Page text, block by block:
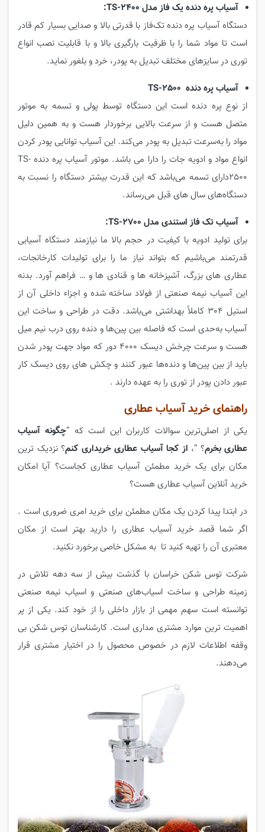
آسیاب پره دنده یک فاز مدل TS-2400:
دستگاه آسیاب پره دنده تک‌فاز با قدرتی بالا و صدایی بسیار کم قادر
است تا مواد شما را با ظرفیت بارگیری بالا و با قابلیت نصب انواع
توری در سایزهای مختلف تبدیل به پودر، خرد و بلغور نماید.
آسیاب پره دنده TS-2500
از نوع پره دنده است این دستگاه توسط پولی و تسمه به موتور
متصل هست و از سرعت بالایی برخوردار هست و به همین دلیل
مواد را به‌سرعت تبدیل به پودر می‌کند. این آسیاب توانایی پودر کردن
انواع مواد و ادویه جات را دارا می باشد. موتور آسیاب پره دنده TS-
2500دارای تسمه می‌باشد که این قدرت بیشتر دستگاه را نسبت به
دستگاه‌های سال های قبل می‌رساند.
آسیاب تک فاز استندی مدل TS-2700:
برای تولید ادویه با کیفیت در حجم بالا ما نیازمند دستگاه آسیابی
قدرتمند می‌باشیم که بتواند نیاز ما را برای تولیدات کارخانجات،
عطاری های بزرگ، آشپزخانه ها و قنادی ها و … فراهم آورد. بدنه
این آسیاب نیمه صنعتی از فولاد ساخته شده و اجزاء داخلی آن از
استیل 304 کاملاً بهداشتی می‌باشد. دقت در طراحی و ساخت این
آسیاب به‌حدی است که فاصله بین پین‌ها و دنده روی درب نیم میل
هست و سرعت چرخش دیسک 4000 دور که مواد جهت پودر شدن
باید از بین پین‌ها و دنده‌ها عبور کنند و چکش های روی دیسک کار
عبور دادن پودر از توری را به عهده دارند .
راهنمای خرید آسیاب عطاری
یکی از اصلی‌ترین سوالات کاربران این است که “چگونه آسیاب
عطاری بخرم؟ “، از کجا آسیاب عطاری خریداری کنم؟ نزدیک ترین
مکان برای یک خرید مطمئن آسیاب عطاری کجاست؟ آیا امکان
خرید آنلاین آسیاب عطاری هست؟
در ابتدا پیدا کردن یک مکان مطمئن برای خرید امری ضروری است .
اگر شما قصد خرید آسیاب عطاری را دارید بهتر است از مکان
معتبری آن را تهیه کنید تا به مشکل خاصی برخورد نکنید.
شرکت توس شکن خراسان با گذشت بیش از سه دهه تلاش در
زمینه طراحی و ساخت اسیاب‌های صنعتی و اسیاب نیمه صنعتی
توانسته است سهم مهمی از بازار داخلی را از خود کند. یکی از پر
اهمیت ترین موارد مشتری مداری است. کارشناسان توس شکن بی
وقفه اطلاعات لازم در خصوص محصول را در اختیار مشتری قرار
می‌دهند.